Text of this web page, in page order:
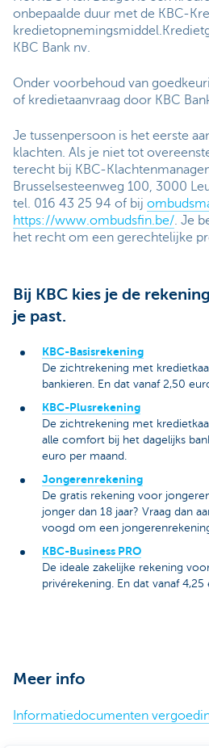
onbepaalde duur met de KBC-
KBC Bank nv.
Onder voorbehoud van
of kredietaanvraag door KBC
Je tussenpersoon is het eerste
klachten. Als je niet tot
terecht bij KBC-
Brusselsesteenweg 100, 3000
tel. 016 43 25 94 of bij
https://www.ombudsfin.be/. Je
het recht om een gerechtelijke
Bij KBC kies je de
je past.
KBC-Basisrekening
De zichtrekening met
bankieren. En dat vanaf 2,50
KBC-Plusrekening
De zichtrekening met
alle comfort bij het dagelijks
euro per maand.
Jongerenrekening
De gratis rekening voor
jonger dan 18 jaar? Vraag dan
voogd om een
KBC-Business PRO
De ideale zakelijke rekening
privérekening. En dat vanaf
Meer info
Informatiedocumenten